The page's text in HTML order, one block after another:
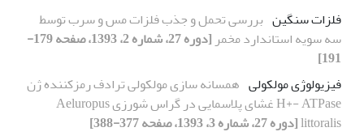
فلزات سنگین بررسی تحمل و جذب فلزات مس و سرب توسط
سه سویه استاندارد مخمر
[دوره 27، شماره 2، 1393، صفحه 179-
191]
فیزیولوژی مولکولی همسانه سازی مولکولی ترادف رمزکننده ژن
H+- ATPase غشای پلاسمایی در گراس شورزی Aeluropus
littoralis[دوره 27، شماره 3، 1393، صفحه 377-388]